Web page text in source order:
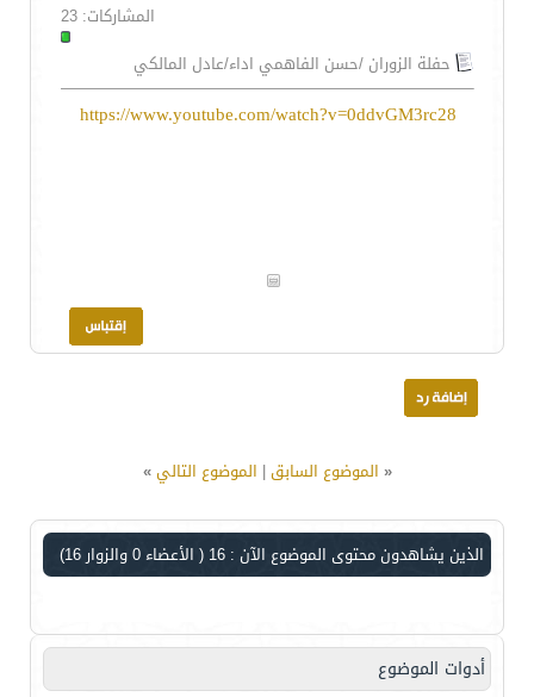
المشاركات: 23
حفلة الزوران /حسن الفاهمي اداء/عادل المالكي
https://www.youtube.com/watch?v=0ddvGM3rc28
« الموضوع السابق| الموضوع التالي»
الذين يشاهدون محتوى الموضوع الآن : 16 ( الأعضاء 0 والزوار 16)
أدوات الموضوع